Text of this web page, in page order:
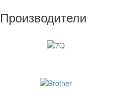
Производители